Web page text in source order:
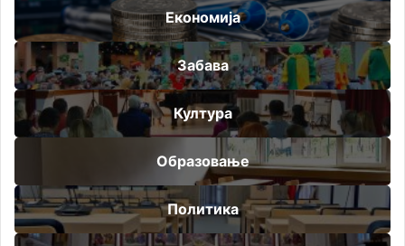
Економија
Забава
Култура
Образовање
Политика